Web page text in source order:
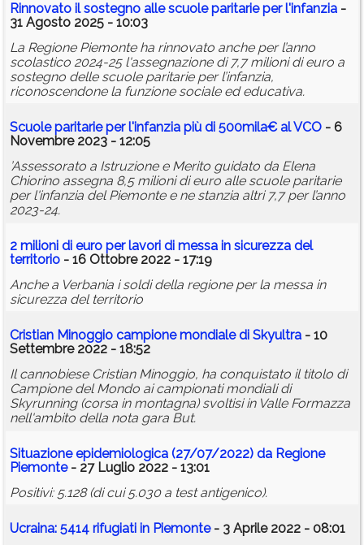
Rinnovato il sostegno alle scuole paritarie per l'infanzia -
31 Agosto 2025 - 10:03
La Regione Piemonte ha rinnovato anche per l’anno
scolastico 2024-25 l'assegnazione di 7,7 milioni di euro a
sostegno delle scuole paritarie per l’infanzia,
riconoscendone la funzione sociale ed educativa.
Scuole paritarie per l'infanzia più di 500mila€ al VCO - 6
Novembre 2023 - 12:05
’Assessorato a Istruzione e Merito guidato da Elena
Chiorino assegna 8,5 milioni di euro alle scuole paritarie
per l'infanzia del Piemonte e ne stanzia altri 7,7 per l’anno
2023-24.
2 milioni di euro per lavori di messa in sicurezza del
territorio - 16 Ottobre 2022 - 17:19
Anche a Verbania i soldi della regione per la messa in
sicurezza del territorio
Cristian Minoggio campione mondiale di Skyultra - 10
Settembre 2022 - 18:52
Il cannobiese Cristian Minoggio, ha conquistato il titolo di
Campione del Mondo ai campionati mondiali di
Skyrunning (corsa in montagna) svoltisi in Valle Formazza
nell'ambito della nota gara But.
Situazione epidemiologica (27/07/2022) da Regione
Piemonte- 27 Luglio 2022 - 13:01
Positivi: 5.128 (di cui 5.030 a test antigenico).
Ucraina: 5414 rifugiati in Piemonte- 3 Aprile 2022 - 08:01